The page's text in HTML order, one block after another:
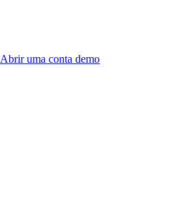
Abrir uma conta demo